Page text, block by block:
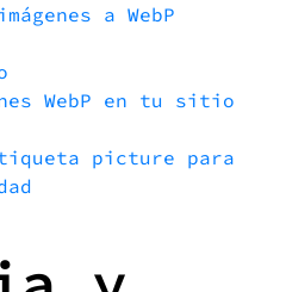
a WebP
WebP en tu sitio
picture para